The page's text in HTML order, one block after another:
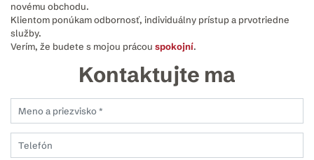
novému obchodu.
Klientom ponúkam odbornosť, individuálny prístup a prvotriedne
služby.
Verím, že budete s mojou prácou spokojní.
Kontaktujte ma